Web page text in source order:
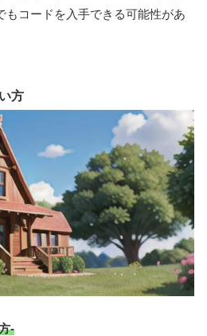
もコードを入手できる可能性があ
方
-